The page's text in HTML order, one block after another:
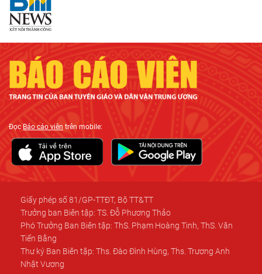
ĐọcBáo cáo viên trên mobile:
Giấy phép số 81/GP-TTĐT, Bộ TT&TT
Trưởng ban Biên tập: TS. Đỗ Phương Thảo
Phó Trưởng Ban Biên tập: ThS. Phạm Hoàng Tinh, ThS. Văn
Tiến Bằng
Thư ký Ban Biên tập: Ths. Đào Đình Hùng, Ths. Trương Anh
Nhật Vương